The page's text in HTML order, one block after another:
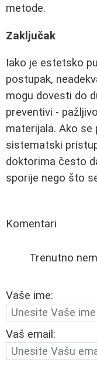
metode.
Zaključak
Iako je estetsko
postupak,
mogu dovesti do
preventivi -
materijala. Ako
sistematski
doktorima često
sporije nego što
Komentari
Trenutno
Vaše ime:
Vaš email: